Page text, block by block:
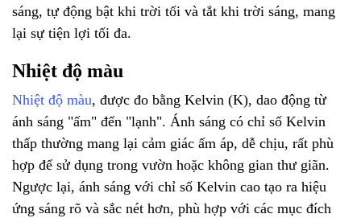
sáng, tự động bật khi trời tối và tắt khi trời sáng, mang
lại sự tiện lợi tối đa.
Nhiệt độ màu
Nhiệt độ màu, được đo bằng Kelvin (K), dao động từ
ánh sáng "ấm" đến "lạnh". Ánh sáng có chỉ số Kelvin
thấp thường mang lại cảm giác ấm áp, dễ chịu, rất phù
hợp để sử dụng trong vườn hoặc không gian thư giãn.
Ngược lại, ánh sáng với chỉ số Kelvin cao tạo ra hiệu
ứng sáng rõ và sắc nét hơn, phù hợp với các mục đích